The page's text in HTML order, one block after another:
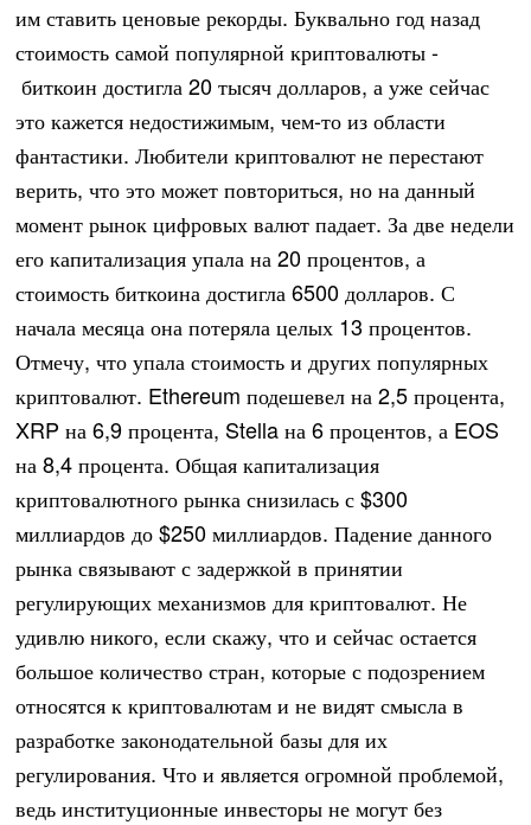
им ставить ценовые рекорды. Буквально год назад
стоимость самой популярной криптовалюты -
биткоин достигла 20 тысяч долларов, а уже сейчас
это кажется недостижимым, чем-то из области
фантастики. Любители криптовалют не перестают
верить, что это может повториться, но на данный
момент рынок цифровых валют падает. За две недели
его капитализация упала на 20 процентов, а
стоимость биткоина достигла 6500 долларов. С
начала месяца она потеряла целых 13 процентов.
Отмечу, что упала стоимость и других популярных
криптовалют. Ethereum подешевел на 2,5 процента,
XRP на 6,9 процента, Stella на 6 процентов, а EOS
на 8,4 процента. Общая капитализация
криптовалютного рынка снизилась с $300
миллиардов до $250 миллиардов. Падение данного
рынка связывают с задержкой в принятии
регулирующих механизмов для криптовалют. Не
удивлю никого, если скажу, что и сейчас остается
большое количество стран, которые с подозрением
относятся к криптовалютам и не видят смысла в
разработке законодательной базы для их
регулирования. Что и является огромной проблемой,
ведь институционные инвесторы не могут без